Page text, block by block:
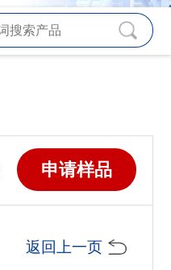
申请样品
返回上一页